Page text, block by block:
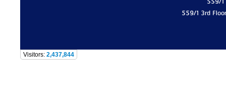
559/1 3rd
Visitors: 2,437,844